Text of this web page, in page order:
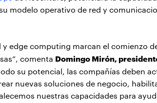
modelo operativo de red y
y edge computing marcan el comienzo
comenta Domingo Mirón,
su potencial, las compañías deben
nuevas soluciones de negocio,
nuestras capacidades para